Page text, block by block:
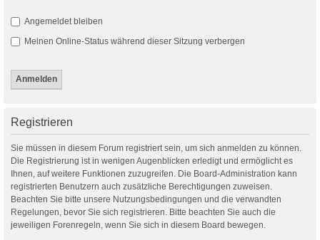
Angemeldet bleiben
Meinen Online-Status während dieser Sitzung verbergen
Registrieren
Sie müssen in diesem Forum registriert sein, um sich anmelden zu können.
Die Registrierung ist in wenigen Augenblicken erledigt und ermöglicht es
Ihnen, auf weitere Funktionen zuzugreifen. Die Board-Administration kann
registrierten Benutzern auch zusätzliche Berechtigungen zuweisen.
Beachten Sie bitte unsere Nutzungsbedingungen und die verwandten
Regelungen, bevor Sie sich registrieren. Bitte beachten Sie auch die
jeweiligen Forenregeln, wenn Sie sich in diesem Board bewegen.